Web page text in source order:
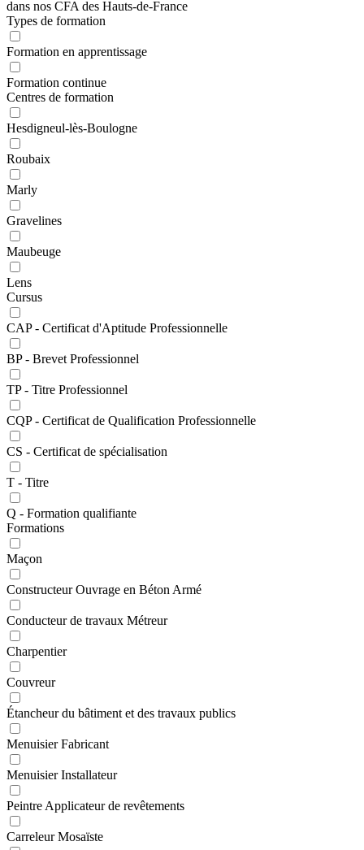
dans nos CFA des Hauts-de-France
Types de formation
Formation en apprentissage
Formation continue
Centres de formation
Hesdigneul-lès-Boulogne
Roubaix
Marly
Gravelines
Maubeuge
Lens
Cursus
CAP - Certificat d'Aptitude Professionnelle
BP - Brevet Professionnel
TP - Titre Professionnel
CQP - Certificat de Qualification Professionnelle
CS - Certificat de spécialisation
T - Titre
Q - Formation qualifiante
Formations
Maçon
Constructeur Ouvrage en Béton Armé
Conducteur de travaux Métreur
Charpentier
Couvreur
Étancheur du bâtiment et des travaux publics
Menuisier Fabricant
Menuisier Installateur
Peintre Applicateur de revêtements
Carreleur Mosaïste